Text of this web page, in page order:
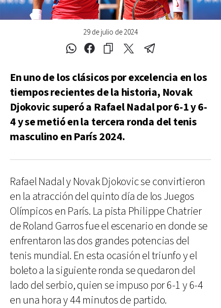
29 de julio de 2024
En uno de los clásicos por excelencia en los
tiempos recientes de la historia, Novak
Djokovic superó a Rafael Nadal por 6-1 y 6-
4 y se metió en la tercera ronda del tenis
masculino en París 2024.
Rafael Nadal y Novak Djokovic se convirtieron
en la atracción del quinto día de los Juegos
Olímpicos en París. La pista Philippe Chatrier
de Roland Garros fue el escenario en donde se
enfrentaron las dos grandes potencias del
tenis mundial. En esta ocasión el triunfo y el
boleto a la siguiente ronda se quedaron del
lado del serbio, quien se impuso por 6-1 y 6-4
en una hora y 44 minutos de partido.